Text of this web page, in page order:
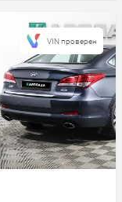
VIN проверен